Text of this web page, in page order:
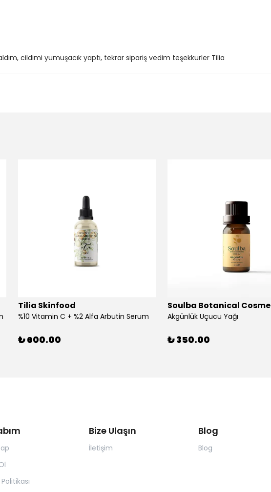
cildimi yumuşacık yaptı, tekrar sipariş vedim teşekkürler Tilia
Tilia Skinfood
%10 Vitamin C + %2 Alfa Arbutin Serum
₺ 600.00
Soulba Botanical
Akgünlük Uçucu Yağı
₺ 350.00
Bize Ulaşın
İletişim
Blog
Blog